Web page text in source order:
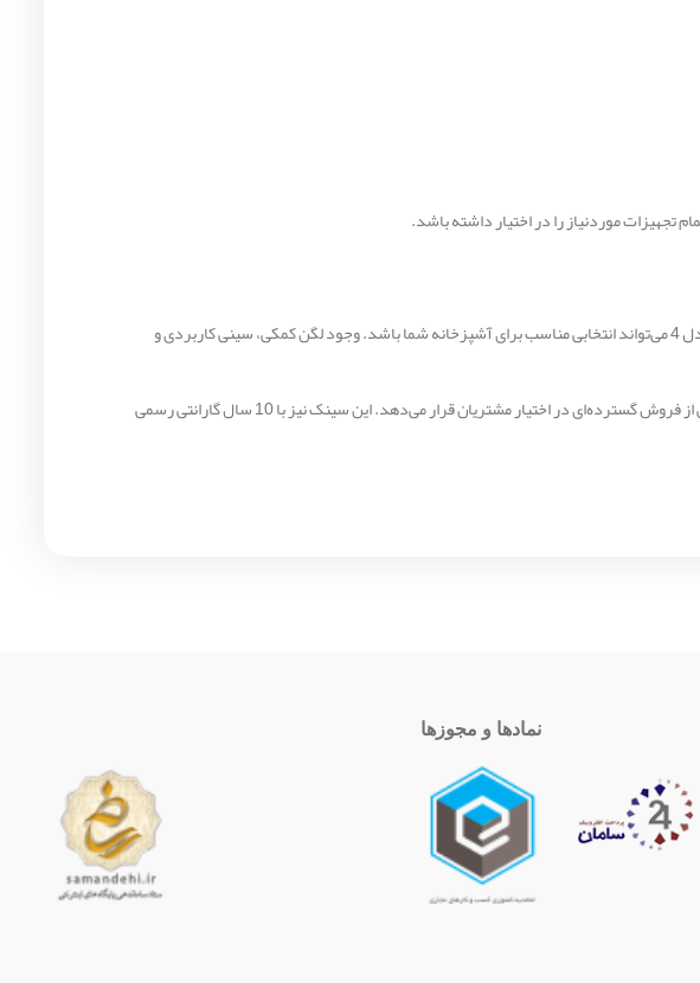
تجهیزات موردنیاز را در اختیار داشته باشد.
اگر به دنبال یک سینک توکار با فضای شستشوی بیشتر، طراحی فانتزی و امکانات کامل هستید، سینک ظرفشویی توکار اخوان مدل 4 می‌تواند انتخابی مناسب برای آشپزخانه شما باشد. وجود لگن کمکی، سینی کاربردی و
اخوان با بیش از 50 سال سابقه در تولید تجهیزات آشپزخانه، محصولات خود را با استانداردهای روز تولید می‌کند و خدمات پس از فروش گسترده‌ای در اختیار مشتریان قرار می‌دهد. این سینک نیز با 10 سال گارانتی رسمی
نمادها و مجوزها